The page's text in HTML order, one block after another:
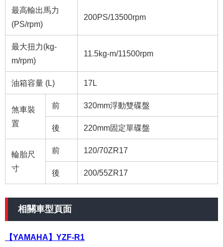
最高輸出馬力
(PS/rpm)
200PS/13500rpm
最大扭力(kg-
m/rpm)
11.5kg-m/11500rpm
油箱容量 (L) 17L
煞車裝
置
前 320mm浮動雙碟盤
後 220mm固定單碟盤
輪胎尺
寸
前 120/70ZR17
後 200/55ZR17
相關車型頁面
【YAMAHA】YZF-R1